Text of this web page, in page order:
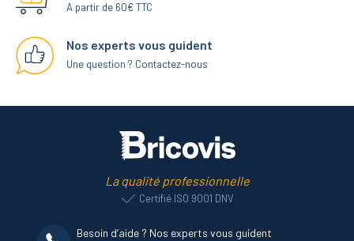
A partir de 60€ TTC
Nos experts vous guident
Une question ? Contactez-nous
La qualité professionnelle
Certifié ISO 9001 DNV
Besoin d’aide ? Nos experts vous guident